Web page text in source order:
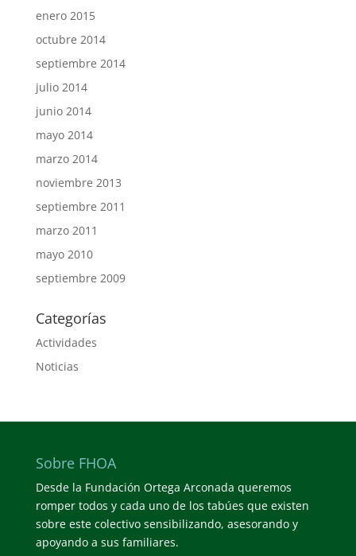
enero 2015
octubre 2014
septiembre 2014
julio 2014
junio 2014
mayo 2014
marzo 2014
noviembre 2013
septiembre 2011
marzo 2011
mayo 2010
septiembre 2009
Categorías
Actividades
Noticias
Sobre FHOA
Desde la Fundación Ortega Arconada queremos
romper todos y cada uno de los tabúes que existen
sobre este colectivo sensibilizando, asesorando y
apoyando a sus familiares.